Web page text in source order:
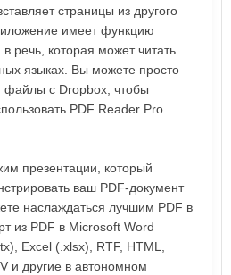
страницы из другого
имеет функцию
речь, которая может читать
языках. Вы можете просто
файлы с Dropbox, чтобы
PDF Reader Pro
презентации, который
ваш PDF-документ
наслаждаться лучшим PDF в
из PDF в Microsoft Word
Excel (.xlsx), RTF, HTML,
и другие в автономном